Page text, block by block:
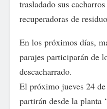
trasladado sus
recuperadoras de
En los próximos días,
parajes participarán de
descacharrado.
El próximo jueves 24
partirán desde la planta